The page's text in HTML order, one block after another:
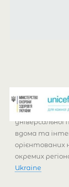
У межах
універсальної
вдома та
орієнтованих
окремих
Ukraine